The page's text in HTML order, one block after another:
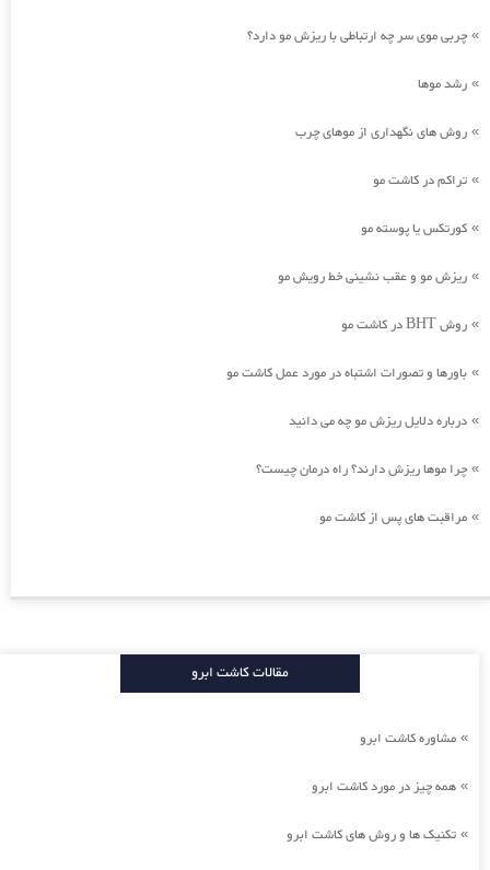
» چربی موی سر چه ارتباطی با ریزش مو دارد؟
» رشد موها
» روش های نگهداری از موهای چرب
» تراکم در کاشت مو
» کورتکس یا پوسته مو
» ریزش مو و عقب نشینی خط رویش مو
» روش BHT در کاشت مو
» باورها و تصورات اشتباه در مورد عمل کاشت مو
» درباره دلایل ریزش مو چه می دانید
» چرا موها ریزش دارند؟ راه درمان چیست؟
» مراقبت های پس از کاشت مو
مقالات کاشت ابرو
» مشاوره کاشت ابرو
» همه چیز در مورد کاشت ابرو
» تکنیک ها و روش های کاشت ابرو